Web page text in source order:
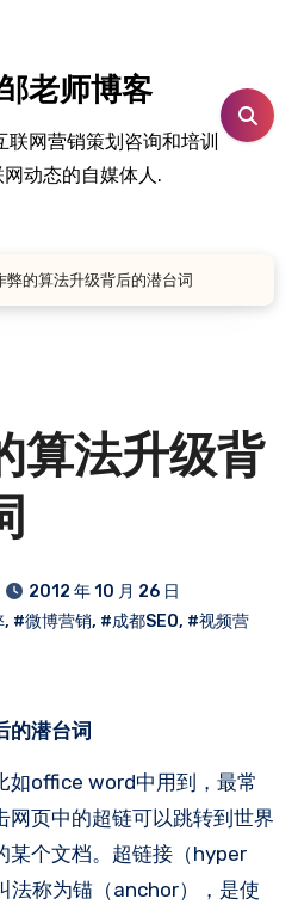
老师博客
网营销策划咨询和培训
动态的自媒体人.
弊的算法升级背后的潜台词
算法升级背
2012 年 10 月 26 日
, #微博营销, #成都SEO, #视频营
的潜台词
如office word中用到，最常
网页中的超链可以跳转到世界
某个文档。超链接（hyper
称为锚（anchor），是使